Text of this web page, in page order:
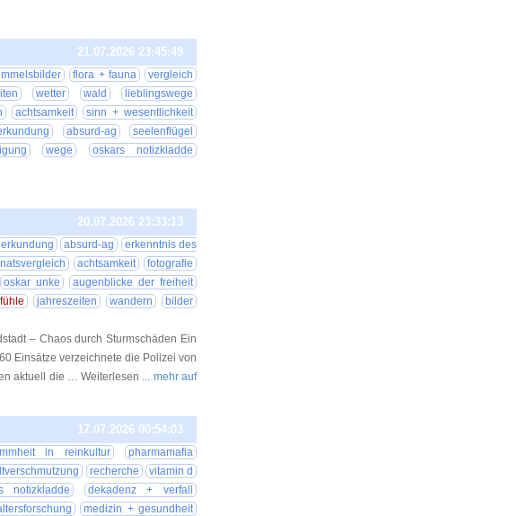
21.07.2026 23:45:49
flora + fauna
vergleich
wetter wald
lieblingswege
achtsamkeit
sinn + wesentlichkeit
absurd-ag
seelenflügel
wege
oskars notizkladde
20.07.2026 23:33:13
erkundung absurd-ag
erkenntnis des
achtsamkeit
fotografie
oskar unke
augenblicke der freiheit
jahreszeiten wandern
bilder
– Chaos durch Sturmschäden Ein
Einsätze verzeichnete die Polizei von
aktuell die … Weiterlesen ... mehr auf
17.07.2026 00:54:03
in reinkultur
pharmamafia
recherche
vitamin d
notizkladde
dekadenz + verfall
medizin + gesundheit